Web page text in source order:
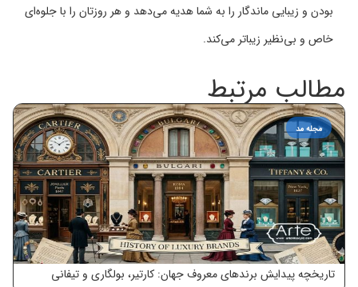
بودن و زیبایی ماندگار را به شما هدیه می‌دهد و هر روزتان را با جلوه‌ای
خاص و بی‌نظیر زیباتر می‌کند.
مطالب مرتبط
مجله مد
تاریخچه پیدایش برندهای معروف جهان: کارتیر، بولگاری و تیفانی